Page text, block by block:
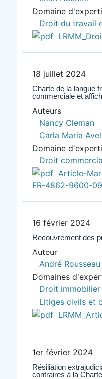
Domaine
Droit du travail
18 juillet 2024
Charte de la langue
commerciale et
Auteurs
Nancy Cleman
Carla Maria
Domaine
Droit
Article-
FR-4862-9600-
16 février 2024
Recouvrement des
Auteur
André Rousseau
Domaines
Droit immobilier
Litiges civils et
1er février 2024
Résiliation
contraires à la